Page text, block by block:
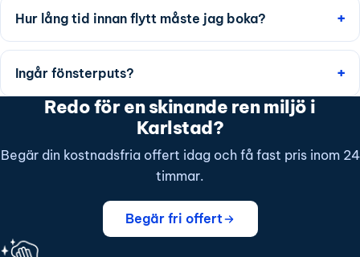
Hur lång tid innan flytt måste jag boka?
Ingår fönsterputs?
Redo för en skinande ren miljö i
Karlstad?
Begär din kostnadsfria offert idag och få fast pris inom 24
timmar.
Begär fri offert